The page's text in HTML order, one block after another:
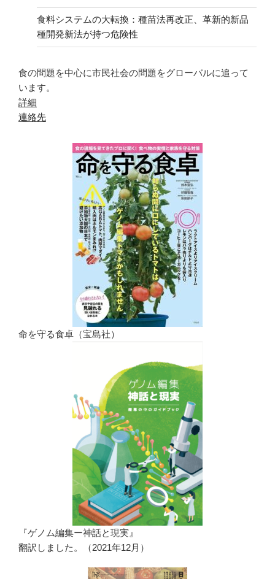
食料システムの大転換：種苗法再改正、革新的新品
種開発新法が持つ危険性
食の問題を中心に市民社会の問題をグローバルに追って
います。
詳細
連絡先
命を守る食卓（宝島社）
『ゲノム編集ー神話と現実』
翻訳しました。（2021年12月）